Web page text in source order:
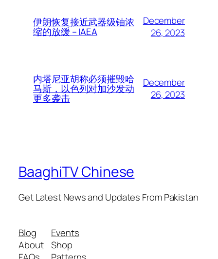
伊朗恢复接近武器级铀浓
缩的放缓 – IAEA
December
26, 2023
内塔尼亚胡称必须摧毁哈
马斯，以色列对加沙发动
更多袭击
December
26, 2023
BaaghiTV Chinese
Get Latest News and Updates From Pakistan
Blog
About
Events
Shop